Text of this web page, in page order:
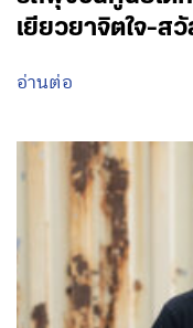
เยียวยาจิตใจ-ส
อ่านต่อ